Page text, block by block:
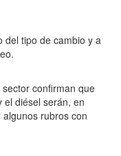
del tipo de cambio y a
confirman que
el diésel serán, en
rubros con